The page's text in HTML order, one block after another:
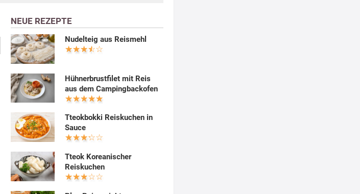
NEUE REZEPTE
Nudelteig aus Reismehl
Hühnerbrustfilet mit Reis
aus dem Campingbackofen
Tteokbokki Reiskuchen in
Sauce
Tteok Koreanischer
Reiskuchen